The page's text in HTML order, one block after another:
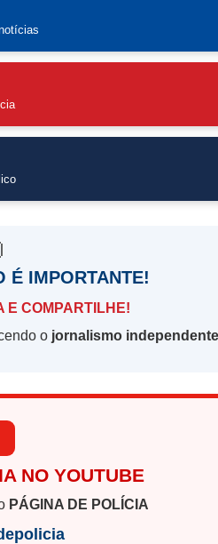
É IMPORTANTE!
E COMPARTILHE!
o jornalismo
NO YOUTUBE
PÁGINA DE POLÍCIA